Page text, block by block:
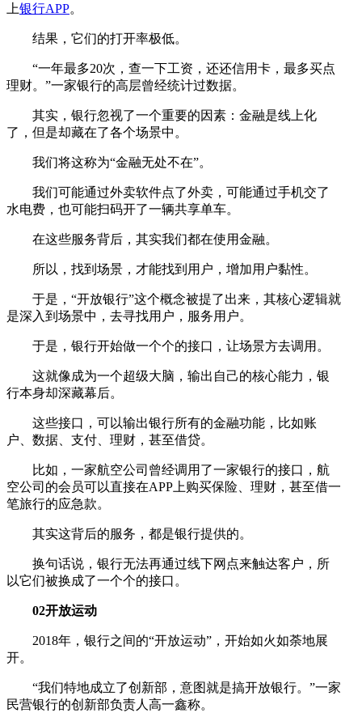
上银行APP。
结果，它们的打开率极低。
“一年最多20次，查一下工资，还还信用卡，最多买点
理财。”一家银行的高层曾经统计过数据。
其实，银行忽视了一个重要的因素：金融是线上化
了，但是却藏在了各个场景中。
我们将这称为“金融无处不在”。
我们可能通过外卖软件点了外卖，可能通过手机交了
水电费，也可能扫码开了一辆共享单车。
在这些服务背后，其实我们都在使用金融。
所以，找到场景，才能找到用户，增加用户黏性。
于是，“开放银行”这个概念被提了出来，其核心逻辑就
是深入到场景中，去寻找用户，服务用户。
于是，银行开始做一个个的接口，让场景方去调用。
这就像成为一个超级大脑，输出自己的核心能力，银
行本身却深藏幕后。
这些接口，可以输出银行所有的金融功能，比如账
户、数据、支付、理财，甚至借贷。
比如，一家航空公司曾经调用了一家银行的接口，航
空公司的会员可以直接在APP上购买保险、理财，甚至借一
笔旅行的应急款。
其实这背后的服务，都是银行提供的。
换句话说，银行无法再通过线下网点来触达客户，所
以它们被换成了一个个的接口。
02开放运动
2018年，银行之间的“开放运动”，开始如火如荼地展
开。
“我们特地成立了创新部，意图就是搞开放银行。”一家
民营银行的创新部负责人高一鑫称。